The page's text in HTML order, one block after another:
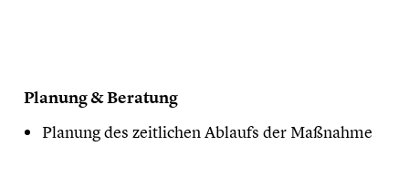
Planung & Beratung
Planung des zeitlichen Ablaufs der Maßnahme